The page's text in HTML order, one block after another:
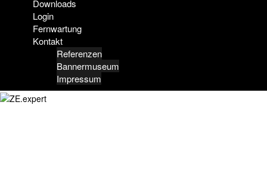
Downloads
Login
Fernwartung
Kontakt
Referenzen
Bannermuseum
Impressum